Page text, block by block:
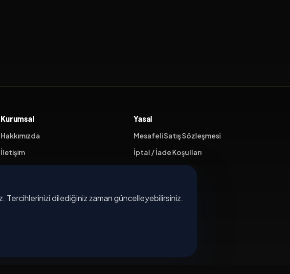
Tercihlerinizi dilediğiniz zaman güncelleyebilirsiniz.
Kurumsal
Hakkımızda
İletişim
Yasal
Mesafeli Satış Sözleşmesi
İptal / İade Koşulları
Üyelik Sözleşmesi